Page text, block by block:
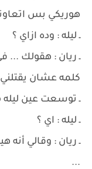
هوريكي بس
ـ ليله : وده ازاي ؟
ـ ريان : هقولك
كلمه عشان
ـ توسعت عين
ـ ليله : اي ؟
ـ ريان : وقالي أنه
...